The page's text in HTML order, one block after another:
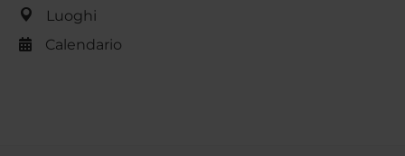
Luoghi
Calendario